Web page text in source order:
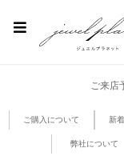
ご来店
ご購入について 新
弊社について